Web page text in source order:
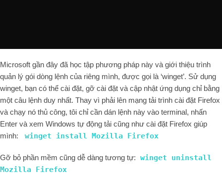
Microsoft gần đây đã học tập phương pháp này và giới thiệu trình
quản lý gói dòng lệnh của riêng mình, được gọi là ‘winget’. Sử dụng
winget, bạn có thể cài đặt, gỡ cài đặt và cập nhật ứng dụng chỉ bằng
một câu lệnh duy nhất. Thay vì phải lên mạng tải trình cài đặt Firefox
và chạy nó thủ công, tôi chỉ cần dán lệnh này vào terminal, nhấn
Enter và xem Windows tự động tải cũng như cài đặt Firefox giúp
mình:
winget install Mozilla Firefox
Gỡ bỏ phần mềm cũng dễ dàng tương tự: winget uninstall
Mozilla Firefox